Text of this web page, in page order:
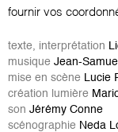
fournir vos
texte, interprétation
musique Jean-
mise en scène Lucie
création lumière
son Jérémy Conne
scénographie Neda